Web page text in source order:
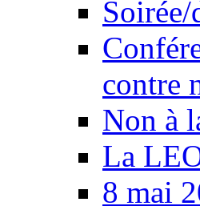
Soirée/
contre
Non à
La
8 mai